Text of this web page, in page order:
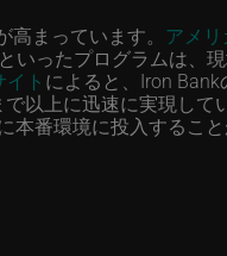
まっています。 アメ
いったプログラムは、
ト によると、Iron
以上に迅速に実現して
本番環境に投入するこ